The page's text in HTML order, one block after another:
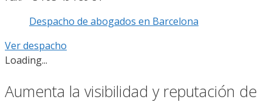
Despacho de abogados en Barcelona
Ver despacho
Loading...
Aumenta la visibilidad y reputación de